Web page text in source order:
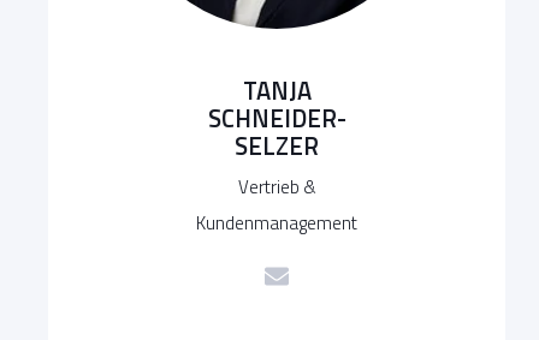
TANJA
SCHNEIDER-
SELZER
Vertrieb &
Kundenmanagement